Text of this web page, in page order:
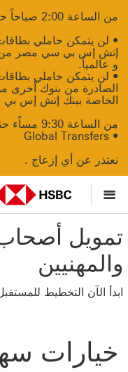
من الساعة 2:00 صباحاً حتى الساعة 6:00 صباحاً:
• لن يتمكن حاملي
إتش إس بي سي مصر من
و عالمياً.
• لن يتمكن حاملي
الصادرة من بنوك أخرى
الخاصة ببنك إتش إس
من الساعة 9:30 مساًء حتى الساعة 11:30 مساًء :
• Global Transfers
نعتذر عن أي إزعاج .
تمويل
والمهنيين
ابدأ الآن التخطيط
خيارات